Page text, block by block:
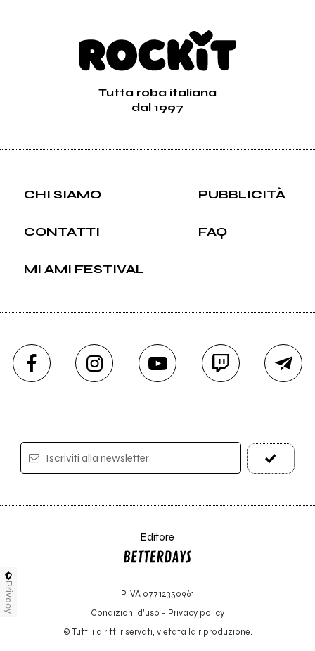
Tutta roba italiana
dal 1997
CHI SIAMO PUBBLICITÀ
CONTATTI FAQ
MI AMI FESTIVAL
Iscriviti alla newsletter
Editore
P.IVA 07712350961
Condizioni d'uso - Privacy policy
© Tutti i diritti riservati, vietata la riproduzione.
Privacy